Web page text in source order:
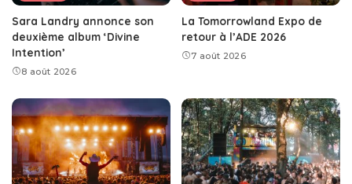
Sara Landry annonce son
deuxième album ‘Divine
Intention’
8 août 2026
La Tomorrowland Expo de
retour à l’ADE 2026
7 août 2026